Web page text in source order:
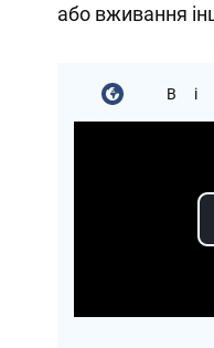
або вживання